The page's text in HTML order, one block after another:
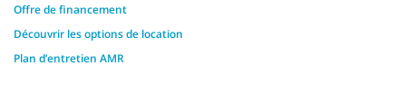
Offre de financement
Découvrir les options de location
Plan d’entretien AMR